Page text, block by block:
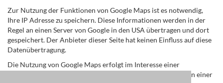
Zur Nutzung der Funktionen von Google Maps ist es notwendig,
Ihre IP Adresse zu speichern. Diese Informationen werden in der
Regel an einen Server von Google in den USA übertragen und dort
gespeichert. Der Anbieter dieser Seite hat keinen Einfluss auf diese
Datenübertragung.
Die Nutzung von Google Maps erfolgt im Interesse einer
ansprechenden Darstellung unserer Online-Angebote und an einer